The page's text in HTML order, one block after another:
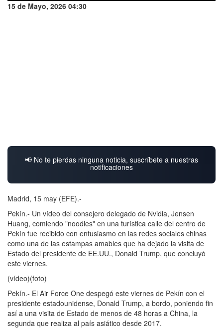
15 de Mayo, 2026 04:30
📢 No te pierdas ninguna noticia, suscríbete a nuestras
notificaciones
Madrid, 15 may (EFE).-
Pekín.- Un vídeo del consejero delegado de Nvidia, Jensen
Huang, comiendo "noodles" en una turística calle del centro de
Pekín fue recibido con entusiasmo en las redes sociales chinas
como una de las estampas amables que ha dejado la visita de
Estado del presidente de EE.UU., Donald Trump, que concluyó
este viernes.
(vídeo)(foto)
Pekín.- El Air Force One despegó este viernes de Pekín con el
presidente estadounidense, Donald Trump, a bordo, poniendo fin
así a una visita de Estado de menos de 48 horas a China, la
segunda que realiza al país asiático desde 2017.